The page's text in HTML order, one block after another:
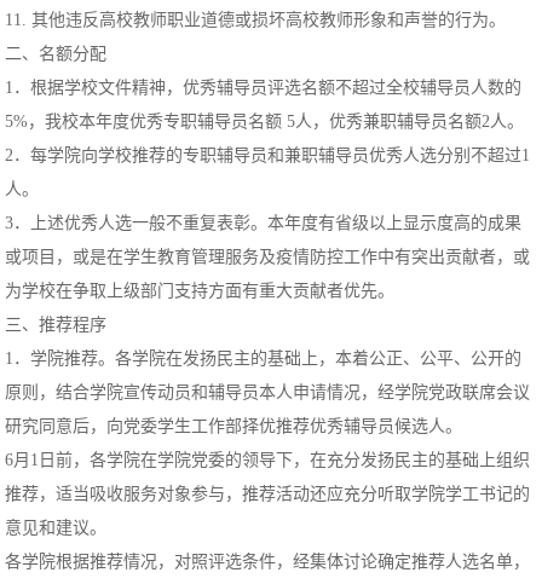
11. 其他违反高校教师职业道德或损坏高校教师形象和声誉的行为。
二、名额分配
1．根据学校文件精神，优秀辅导员评选名额不超过全校辅导员人数的
5%，我校本年度优秀专职辅导员名额 5人，优秀兼职辅导员名额2人。
2．每学院向学校推荐的专职辅导员和兼职辅导员优秀人选分别不超过1
人。
3．上述优秀人选一般不重复表彰。本年度有省级以上显示度高的成果
或项目，或是在学生教育管理服务及疫情防控工作中有突出贡献者，或
为学校在争取上级部门支持方面有重大贡献者优先。
三、推荐程序
1．学院推荐。各学院在发扬民主的基础上，本着公正、公平、公开的
原则，结合学院宣传动员和辅导员本人申请情况，经学院党政联席会议
研究同意后，向党委学生工作部择优推荐优秀辅导员候选人。
6月1日前，各学院在学院党委的领导下，在充分发扬民主的基础上组织
推荐，适当吸收服务对象参与，推荐活动还应充分听取学院学工书记的
意见和建议。
各学院根据推荐情况，对照评选条件，经集体讨论确定推荐人选名单，